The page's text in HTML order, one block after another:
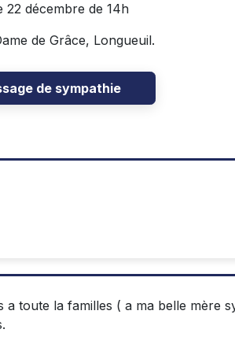
22 décembre de 14h
de Grâce, Longueuil.
de sympathie
toute la familles ( a ma belle mère